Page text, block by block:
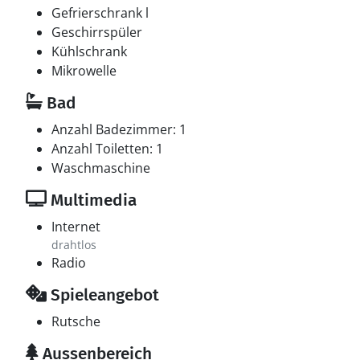
Schlafplätze in Doppelbetten. 2 Schlafplätze in einem
Etagenbett. Ferner steht ein Kinderbett zur Verfügung.
Multimedien
Bluetooth-Lautsprecher. Es steht kabellose
Internetverbindung zur Verfügung.
Gefrierschrank l
Geschirrspüler
Kühlschrank
Mikrowelle
Bad
Anzahl Badezimmer: 1
Anzahl Toiletten: 1
Waschmaschine
Multimedia
Internet
drahtlos
Radio
Spieleangebot
Rutsche
Aussenbereich